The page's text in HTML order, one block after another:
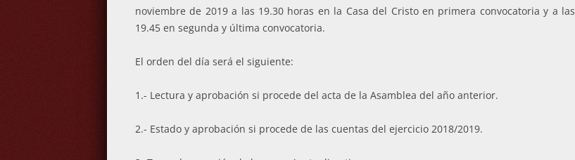
noviembre de 2019 a las 19.30 horas en la Casa del Cristo en primera convocatoria y a las
19.45 en segunda y última convocatoria.
El orden del día será el siguiente:
1.- Lectura y aprobación si procede del acta de la Asamblea del año anterior.
2.- Estado y aprobación si procede de las cuentas del ejercicio 2018/2019.